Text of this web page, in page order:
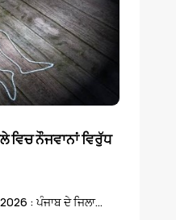
ਵਿਚ ਨੌਜਵਾਨਾਂ ਵਿਰੁੱਧ
: ਪੰਜਾਬ ਦੇ ਜਿਲਾ...